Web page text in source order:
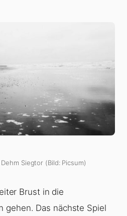
Siegtor (Bild: Picsum)
Brust in die
gehen. Das nächste Spiel